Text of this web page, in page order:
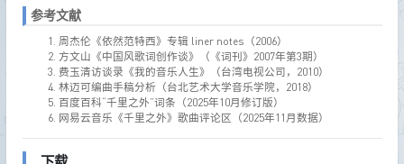
参考文献
周杰伦《依然范特西》专辑 liner notes（2006）
方文山《中国风歌词创作谈》（《词刊》2007年第3期）
费玉清访谈录《我的音乐人生》（台湾电视公司，2010）
林迈可编曲手稿分析（台北艺术大学音乐学院，2018）
百度百科“千里之外”词条（2025年10月修订版）
网易云音乐《千里之外》歌曲评论区（2025年11月数据）